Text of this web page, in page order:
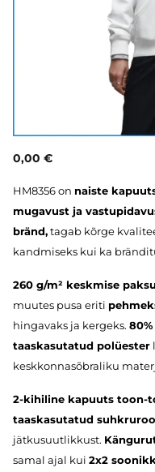
0,00 €
HM8356 on naiste
mugavust ja
bränd,tagab kõrge
kandmiseks kui ka
260 g/m² keskmise
muutes pusa eriti
hingavaks ja kergeks.
taaskasutatud polüester
keskkonnasõbraliku
2-kihiline kapuuts toon-
taaskasutatud
jätkusuutlikkust.
samal ajal kui 2x2